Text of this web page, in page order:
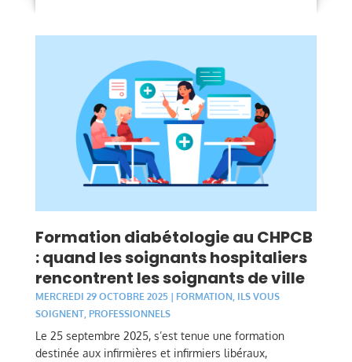
Formation diabétologie au CHPCB
: quand les soignants hospitaliers
rencontrent les soignants de ville
MERCREDI 29 OCTOBRE 2025 | FORMATION, ILS VOUS
SOIGNENT, PROFESSIONNELS
Le 25 septembre 2025, s’est tenue une formation
destinée aux infirmières et infirmiers libéraux,